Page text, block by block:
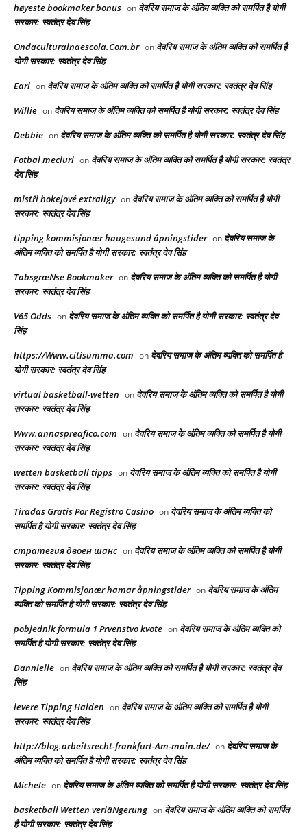
høyeste bookmaker bonus on देवरिय समाज के अंतिम व्यक्ति को समर्पित है योगी
सरकार: स्वतंत्र देव सिंह
Ondaculturalnaescola.Com.br on देवरिय समाज के अंतिम व्यक्ति को समर्पित है
योगी सरकार: स्वतंत्र देव सिंह
Earl on देवरिय समाज के अंतिम व्यक्ति को समर्पित है योगी सरकार: स्वतंत्र देव सिंह
Willie on देवरिय समाज के अंतिम व्यक्ति को समर्पित है योगी सरकार: स्वतंत्र देव सिंह
Debbie on देवरिय समाज के अंतिम व्यक्ति को समर्पित है योगी सरकार: स्वतंत्र देव सिंह
Fotbal meciuri on देवरिय समाज के अंतिम व्यक्ति को समर्पित है योगी सरकार: स्वतंत्र
देव सिंह
mistři hokejové extraligy on देवरिय समाज के अंतिम व्यक्ति को समर्पित है योगी
सरकार: स्वतंत्र देव सिंह
tipping kommisjonær haugesund åpningstider on देवरिय समाज के
अंतिम व्यक्ति को समर्पित है योगी सरकार: स्वतंत्र देव सिंह
TabsgræNse Bookmaker on देवरिय समाज के अंतिम व्यक्ति को समर्पित है योगी
सरकार: स्वतंत्र देव सिंह
V65 Odds on देवरिय समाज के अंतिम व्यक्ति को समर्पित है योगी सरकार: स्वतंत्र देव
सिंह
https://Www.citisumma.com on देवरिय समाज के अंतिम व्यक्ति को समर्पित है
योगी सरकार: स्वतंत्र देव सिंह
virtual basketball-wetten on देवरिय समाज के अंतिम व्यक्ति को समर्पित है योगी
सरकार: स्वतंत्र देव सिंह
Www.annaspreafico.com on देवरिय समाज के अंतिम व्यक्ति को समर्पित है योगी
सरकार: स्वतंत्र देव सिंह
wetten basketball tipps on देवरिय समाज के अंतिम व्यक्ति को समर्पित है योगी
सरकार: स्वतंत्र देव सिंह
Tiradas Gratis Por Registro Casino on देवरिय समाज के अंतिम व्यक्ति को
समर्पित है योगी सरकार: स्वतंत्र देव सिंह
стратегия двоен шанс on देवरिय समाज के अंतिम व्यक्ति को समर्पित है योगी
सरकार: स्वतंत्र देव सिंह
Tipping Kommisjonær hamar åpningstider on देवरिय समाज के अंतिम
व्यक्ति को समर्पित है योगी सरकार: स्वतंत्र देव सिंह
pobjednik formula 1 Prvenstvo kvote on देवरिय समाज के अंतिम व्यक्ति को
समर्पित है योगी सरकार: स्वतंत्र देव सिंह
Dannielle on देवरिय समाज के अंतिम व्यक्ति को समर्पित है योगी सरकार: स्वतंत्र देव
सिंह
levere Tipping Halden on देवरिय समाज के अंतिम व्यक्ति को समर्पित है योगी
सरकार: स्वतंत्र देव सिंह
http://blog.arbeitsrecht-frankfurt-Am-main.de/ on देवरिय समाज के
अंतिम व्यक्ति को समर्पित है योगी सरकार: स्वतंत्र देव सिंह
Michele on देवरिय समाज के अंतिम व्यक्ति को समर्पित है योगी सरकार: स्वतंत्र देव सिंह
basketball Wetten verläNgerung on देवरिय समाज के अंतिम व्यक्ति को समर्पित
है योगी सरकार: स्वतंत्र देव सिंह